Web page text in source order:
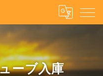
ーブ入庫